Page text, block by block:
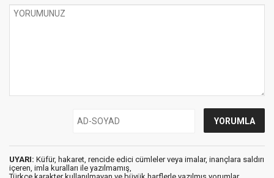
UYARI: Küfür, hakaret, rencide edici cümleler veya imalar, inançlara saldırı
içeren, imla kuralları ile yazılmamış,